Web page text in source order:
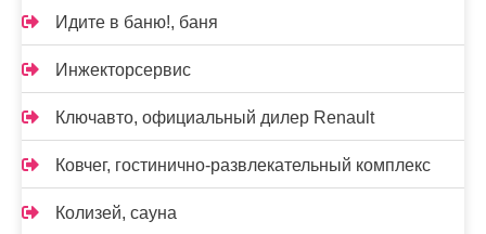
Идите в баню!, баня
Инжекторсервис
Ключавто, официальный дилер Renault
Ковчег, гостинично-развлекательный комплекс
Колизей, сауна